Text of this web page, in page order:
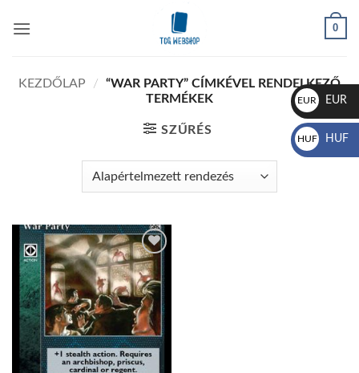
0
KEZDŐLAP /
“WAR PARTY” CÍMKÉVEL RENDELKEZŐ
TERMÉKEK
SZŰRÉS
Add to
wishlist
EUR
€
EUR
HUF
Ft
HUF